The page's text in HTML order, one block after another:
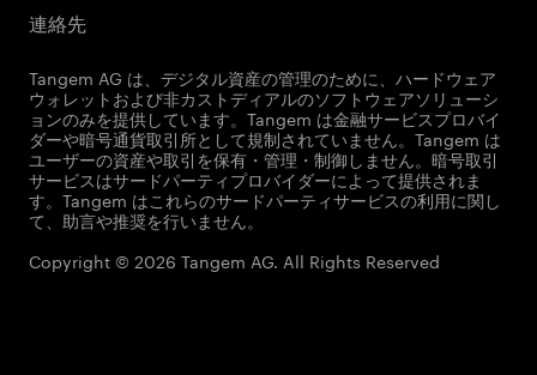
連絡先
Tangem AG は、デジタル資産の管理のために、ハードウェア
ウォレットおよび非カストディアルのソフトウェアソリューシ
ョンのみを提供しています。Tangem は金融サービスプロバイ
ダーや暗号通貨取引所として規制されていません。Tangem は
ユーザーの資産や取引を保有・管理・制御しません。暗号取引
サービスはサードパーティプロバイダーによって提供されま
す。Tangem はこれらのサードパーティサービスの利用に関し
て、助言や推奨を行いません。